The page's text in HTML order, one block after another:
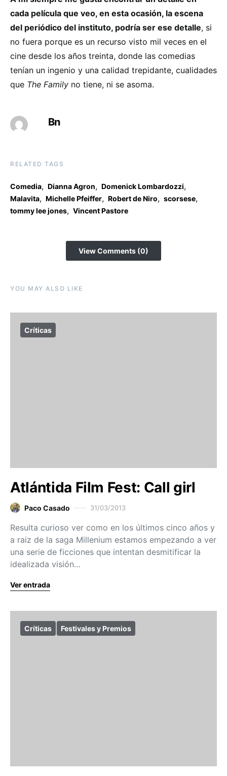
cada película que veo, en esta ocasión, la escena
del periódico del instituto, podría ser ese detalle, si
no fuera porque es un recurso visto mil veces en el
cine desde los años treinta, donde las comedias
tenían un ingenio y una calidad trepidante, cualidades
que The Family no tiene, ni se asoma.
Bn
RELATED TAGS
Comedia, Dianna Agron, Domenick Lombardozzi,
Malavita, Michelle Pfeiffer, Robert de Niro, scorsese,
tommy lee jones, Vincent Pastore
View Comments (0)
YOU MAY ALSO LIKE
Críticas
Atlántida Film Fest: Call girl
Paco Casado 31/03/2013
Resulta curioso ver como en los últimos cinco años y
a raiz de la saga Millenium estamos empezando a ver
una serie de ficciones que intentan desmitificar la
idealizada visión…
Ver entrada
Críticas Festivales y Premios